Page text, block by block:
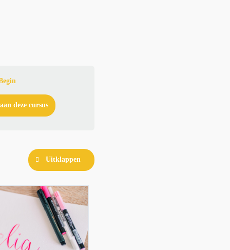
deze cursus
Uitklappen